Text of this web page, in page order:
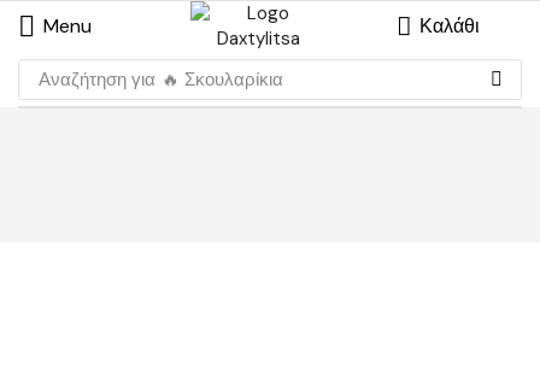
Menu Καλάθι
Αναζήτηση για 🔥 Σκουλαρίκια